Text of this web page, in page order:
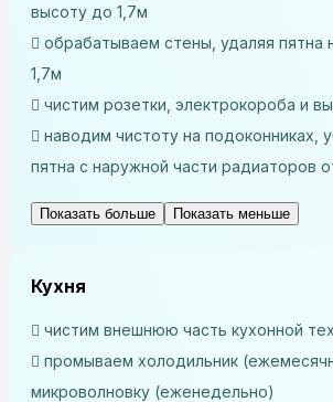
высоту до 1,7м
обрабатываем стены, удаляя пятна
1,7м
чистим розетки, электрокороба и
наводим чистоту на подоконниках,
пятна с наружной части радиаторов
Показать больше Показать меньше
Кухня
чистим внешнюю часть кухонной
промываем холодильник
микроволновку (еженедельно)